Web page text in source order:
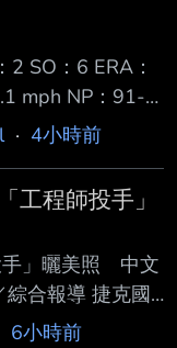
自己的打擊狀
不過，兩支全
是在這座球場，
是非常完美的
內的好球，反應
樣是國聯MVP熱
是一位非常出色
自己該做
SO：6 ERA：
mph NP：91-
米整整休了7天
第2局投了一個
、3棒連續安打
安打，但之後連
3棒連續安打失
次3上3下，還送
總計今天玉米先
· 4小時前
工程師投手」
手」曬美照 中文
合報導 捷克國
Ondrej
6小時前